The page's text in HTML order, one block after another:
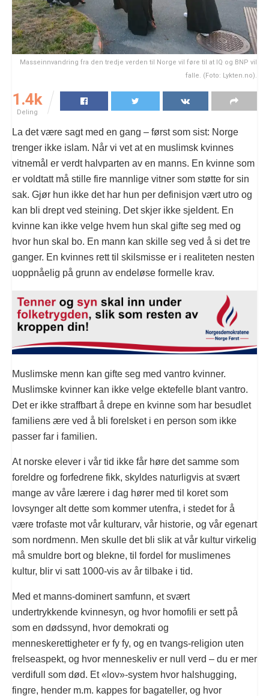
Masseinnvandring fra den tredje verden til Norge vil føre til at IQ og BNP vil
falle. (Foto: Lykten.no).
1.4k
Deling
La det være sagt med en gang – først som sist: Norge
trenger ikke islam. Når vi vet at en muslimsk kvinnes
vitnemål er verdt halvparten av en manns. En kvinne som
er voldtatt må stille fire mannlige vitner som støtte for sin
sak. Gjør hun ikke det har hun per definisjon vært utro og
kan bli drept ved steining. Det skjer ikke sjeldent. En
kvinne kan ikke velge hvem hun skal gifte seg med og
hvor hun skal bo. En mann kan skille seg ved å si det tre
ganger. En kvinnes rett til skilsmisse er i realiteten nesten
uoppnåelig på grunn av endeløse formelle krav.
Muslimske menn kan gifte seg med vantro kvinner.
Muslimske kvinner kan ikke velge ektefelle blant vantro.
Det er ikke straffbart å drepe en kvinne som har besudlet
familiens ære ved å bli forelsket i en person som ikke
passer far i familien.
At norske elever i vår tid ikke får høre det samme som
foreldre og forfedrene fikk, skyldes naturligvis at svært
mange av våre lærere i dag hører med til koret som
lovsynger alt dette som kommer utenfra, i stedet for å
være trofaste mot vår kulturarv, vår historie, og vår egenart
som nordmenn. Men skulle det bli slik at vår kultur virkelig
må smuldre bort og blekne, til fordel for muslimenes
kultur, blir vi satt 1000-vis av år tilbake i tid.
Med et manns-dominert samfunn, et svært
undertrykkende kvinnesyn, og hvor homofili er sett på
som en dødssynd, hvor demokrati og
menneskerettigheter er fy fy, og en tvangs-religion uten
frelseaspekt, og hvor menneskeliv er null verd – du er mer
verdifull som død. Et «lov»-system hvor halshugging,
fingre, hender m.m. kappes for bagateller, og hvor